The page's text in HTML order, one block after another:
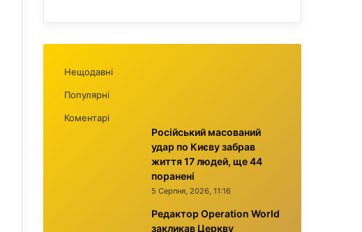
Нещодавні
Популярні
Коментарі
Російський масований
удар по Києву забрав
життя 17 людей, ще 44
поранені
5 Серпня, 2026, 11:16
Редактор Operation World
закликав Церкву